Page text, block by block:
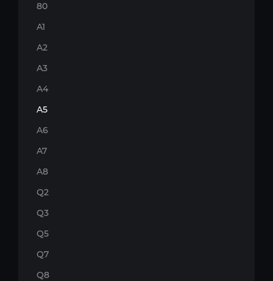
80
A1
A2
A3
A4
A5
A6
A7
A8
Q2
Q3
Q5
Q7
Q8